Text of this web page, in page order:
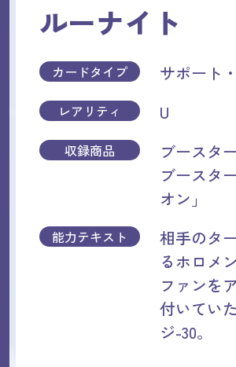
ルーナイト
カードタイプ サポート
レアリティ U
収録商品
ブースタ
ブースタ
オン」
能力テキスト
相手のタ
るホロメ
ファンを
付いてい
ジ-30。